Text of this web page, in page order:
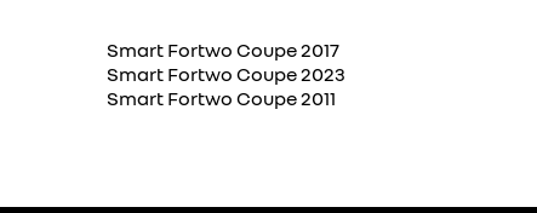
Smart Fortwo Coupe 2017
Smart Fortwo Coupe 2023
Smart Fortwo Coupe 2011